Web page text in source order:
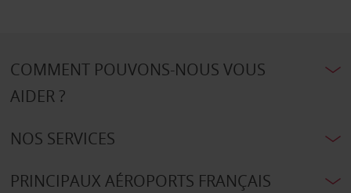
COMMENT POUVONS-NOUS VOUS
AIDER ?
NOS SERVICES
PRINCIPAUX AÉROPORTS FRANÇAIS